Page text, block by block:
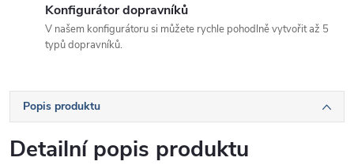
Konfigurátor dopravníků
V našem konfigurátoru si můžete rychle pohodlně vytvořit až 5
typů dopravníků.
Popis produktu
Detailní popis produktu